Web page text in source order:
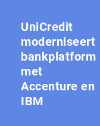
UniCredit
moderniseert
bankplatform
met
Accenture en
IBM